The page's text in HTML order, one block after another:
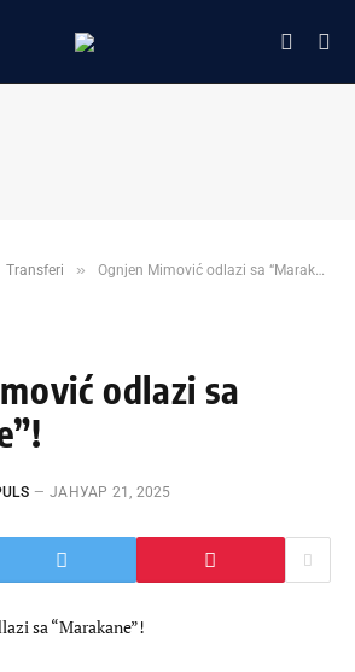
Transferi » Ognjen Mimović odlazi sa “Marakane”!
odlazi sa
ЈАНУАР 21, 2025